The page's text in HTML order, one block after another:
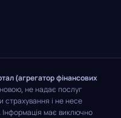
(агрегатор фінансових
не надає послуг
страхування і не несе
Інформація має виключно